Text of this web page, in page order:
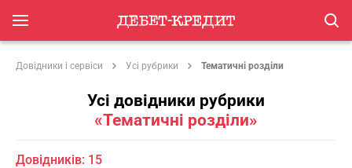
Довідники і сервіси Усі рубрики Тематичні розділи
Усі довідники рубрики
«Тематичні розділи»
Довідників: 15